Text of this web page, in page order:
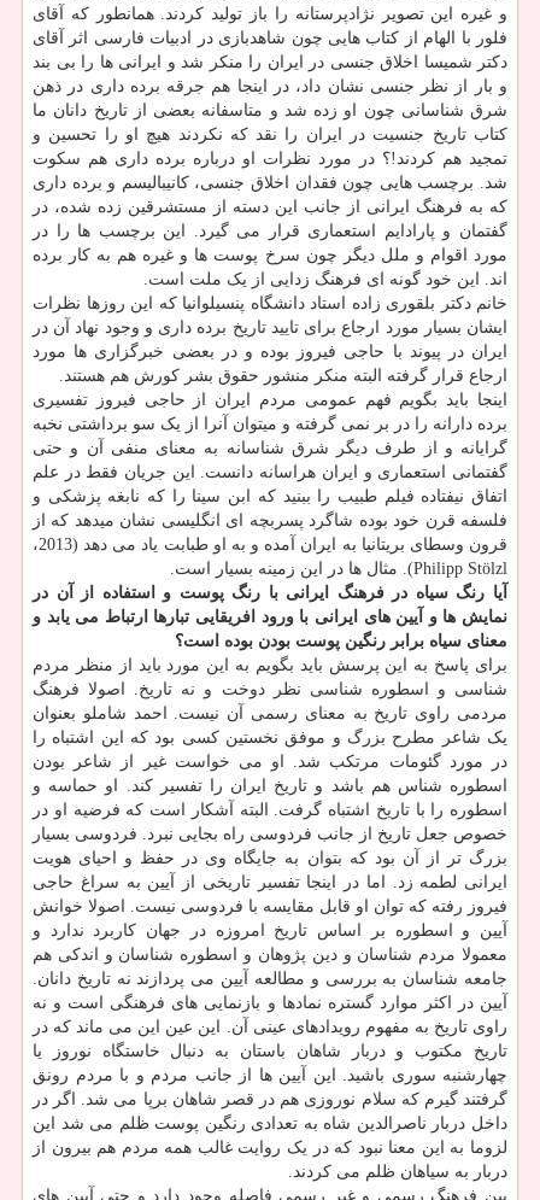
و غیره این تصویر نژادپرستانه را باز تولید کردند. همانطور که آقای
فلور با الهام از کتاب هایی چون شاهدبازی در ادبیات فارسی اثر آقای
دکتر شمیسا اخلاق جنسی در ایران را منکر شد و ایرانی ها را بی بند
و بار از نظر جنسی نشان داد، در اینجا هم جرقه برده داری در ذهن
شرق شناسانی چون او زده شد و متاسفانه بعضی از تاریخ دانان ما
کتاب تاریخ جنسیت در ایران را نقد که نکردند هیچ او را تحسین و
تمجید هم کردند!؟ در مورد نظرات او درباره برده داری هم سکوت
شد. برچسب هایی چون فقدان اخلاق جنسی، کانیبالیسم و برده داری
که به فرهنگ ایرانی از جانب این دسته از مستشرقین زده شده، در
گفتمان و پارادایم استعماری قرار می گیرد. این برچسب ها را در
مورد اقوام و ملل دیگر چون سرخ پوست ها و غیره هم به کار برده
اند. این خود گونه ای فرهنگ زدایی از یک ملت است.
خانم دکتر بلقوری زاده استاد دانشگاه پنسیلوانیا که این روزها نظرات
ایشان بسیار مورد ارجاع برای تایید تاریخ برده داری و وجود نهاد آن در
ایران در پیوند با حاجی فیروز بوده و در بعضی خبرگزاری ها مورد
ارجاع قرار گرفته البته منکر منشور حقوق بشر کورش هم هستند.
اینجا باید بگویم فهم عمومی مردم ایران از حاجی فیروز تفسیری
برده دارانه را در بر نمی گرفته و میتوان آنرا از یک سو برداشتی نخبه
گرایانه و از طرف دیگر شرق شناسانه به معنای منفی آن و حتی
گفتمانی استعماری و ایران هراسانه دانست. این جریان فقط در علم
اتفاق نیفتاده فیلم طبیب را ببنید که ابن سینا را که نابغه پزشکی و
فلسفه قرن خود بوده شاگرد پسربچه ای انگلیسی نشان میدهد که از
قرون وسطای بریتانیا به ایران آمده و به او طبابت یاد می دهد (2013،
Philipp Stölzl). مثال ها در این زمینه بسیار است.
آیا رنگ سیاه در فرهنگ ایرانی با رنگ پوست و استفاده از آن در
نمایش ها و آیین های ایرانی با ورود افریقایی تبارها ارتباط می یابد و
معنای سیاه برابر رنگین پوست بودن بوده است؟
برای پاسخ به این پرسش باید بگویم به این مورد باید از منظر مردم
شناسی و اسطوره شناسی نظر دوخت و نه تاریخ. اصولا فرهنگ
مردمی راوی تاریخ به معنای رسمی آن نیست. احمد شاملو بعنوان
یک شاعر مطرح بزرگ و موفق نخستین کسی بود که این اشتباه را
در مورد گئومات مرتکب شد. او می خواست غیر از شاعر بودن
اسطوره شناس هم باشد و تاریخ ایران را تفسیر کند. او حماسه و
اسطوره را با تاریخ اشتباه گرفت. البته آشکار است که فرضیه او در
خصوص جعل تاریخ از جانب فردوسی راه بجایی نبرد. فردوسی بسیار
بزرگ تر از آن بود که بتوان به جایگاه وی در حفظ و احیای هویت
ایرانی لطمه زد. اما در اینجا تفسیر تاریخی از آیین به سراغ حاجی
فیروز رفته که توان او قابل مقایسه با فردوسی نیست. اصولا خوانش
آیین و اسطوره بر اساس تاریخ امروزه در جهان کاربرد ندارد و
معمولا مردم شناسان و دین پژوهان و اسطوره شناسان و اندکی هم
جامعه شناسان به بررسی و مطالعه آیین می پردازند نه تاریخ دانان.
آیین در اکثر موارد گستره نمادها و بازنمایی های فرهنگی است و نه
راوی تاریخ به مفهوم رویدادهای عینی آن. این عین این می ماند که در
تاریخ مکتوب و دربار شاهان باستان به دنبال خاستگاه نوروز یا
چهارشنبه سوری باشید. این آیین ها از جانب مردم و با مردم رونق
گرفتند گیرم که سلام نوروزی هم در قصر شاهان برپا می شد. اگر در
داخل دربار ناصرالدین شاه به تعدادی رنگین پوست ظلم می شد این
لزوما به این معنا نبود که در یک روایت غالب همه مردم هم بیرون از
دربار به سیاهان ظلم می کردند.
بین فرهنگ رسمی و غیر رسمی فاصله وجود دارد و حتی آیین های